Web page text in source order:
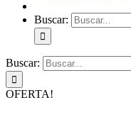
Buscar:
Buscar:
OFERTA!